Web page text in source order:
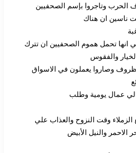
الحرب وتاجروا بإسم الصحفيين
ناسين ان هناك
انها تحمل هموم الصحفيين ان تترك
والفقوس
وصاروا يعملون في الاسواق
عمال يومية وطلب
وقت النزوح والعذاب علي
الاحمر والنيل الأبيض